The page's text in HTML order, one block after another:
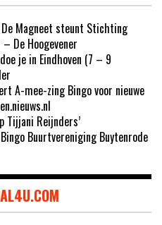
De Magneet steunt Stichting
De Hoogevener
je in Eindhoven (7 – 9
A-mee-zing Bingo voor nieuwe
Tijjani Reijnders’
Buurtvereniging Buytenrode